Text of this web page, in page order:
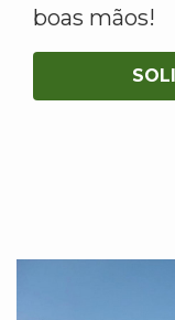
boas mãos!